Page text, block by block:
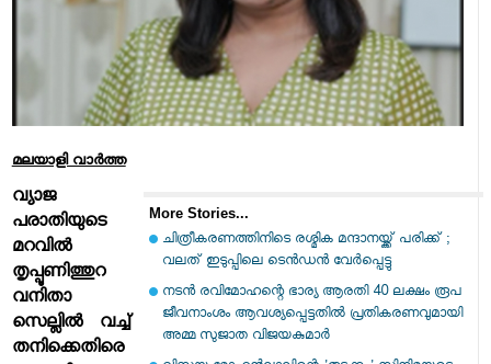
മലയാളി വാര്‍ത്ത
More Stories...
ചിത്രീകരണത്തിനിടെ രശ്മിക മന്ദാനയ്ക്ക് പരിക്ക് ;
വലത് ഇടുപ്പിലെ ടെന്‍ഡന്‍ വേര്‍പ്പെട്ടു
നടന്‍ രവിമോഹന്റെ ഭാര്യ ആരതി 40 ലക്ഷം രൂപ
ജീവനാംശം ആവശ്യപ്പെട്ടതില്‍ പ്രതികരണവുമായി
അമ്മ സുജാത വിജയകുമാര്‍
വ്യാജ
പരാതിയുടെ
മറവില്‍
തൃപ്പൂണിത്തുറ
വനിതാ
സെല്ലില്‍ വച്ച്
തനിക്കെതിരെ